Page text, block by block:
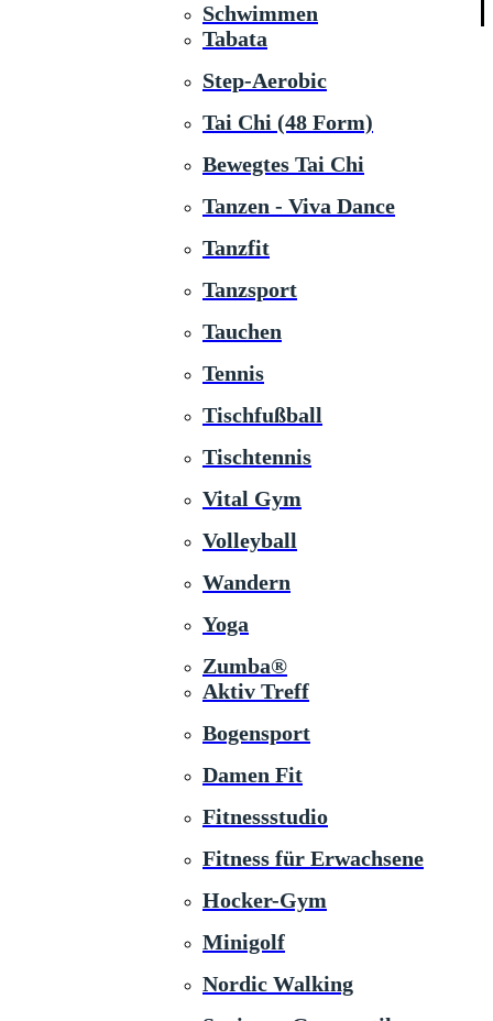
Schwimmen
Tabata
Step-Aerobic
Tai Chi (48 Form)
Bewegtes Tai Chi
Tanzen - Viva Dance
Tanzfit
Tanzsport
Tauchen
Tennis
Tischfußball
Tischtennis
Vital Gym
Volleyball
Wandern
Yoga
Zumba®
Aktiv Treff
Bogensport
Damen Fit
Fitnessstudio
Fitness für Erwachsene
Hocker-Gym
Minigolf
Nordic Walking